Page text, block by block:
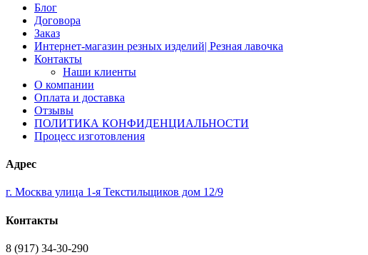
Блог
Договора
Заказ
Интернет-магазин резных изделий| Резная лавочка
Контакты
Наши клиенты
О компании
Оплата и доставка
Отзывы
ПОЛИТИКА КОНФИДЕНЦИАЛЬНОСТИ
Процесс изготовления
Адрес
г. Москва улица 1-я Текстильщиков дом 12/9
Контакты
8 (917) 34-30-290